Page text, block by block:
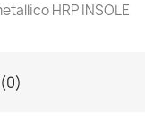
HRP INSOLE